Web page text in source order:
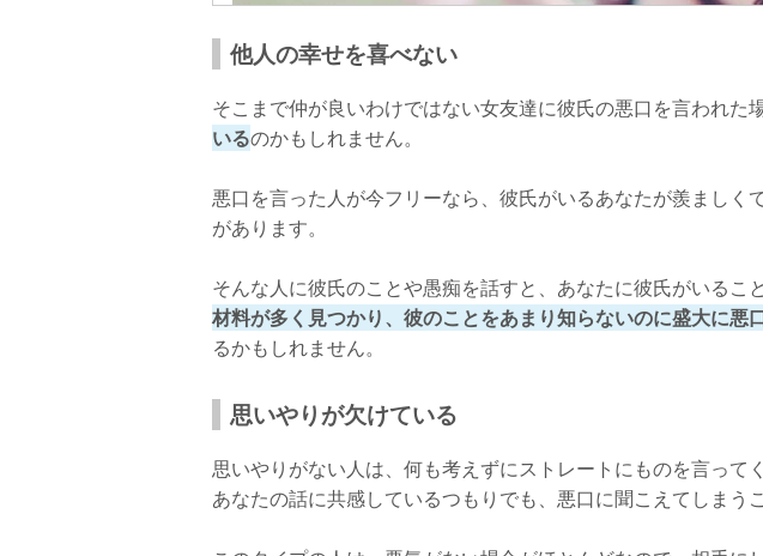
他人の幸せを喜べない
そこまで仲が良いわけではない女友達に彼氏の悪口を言われた場
いるのかもしれません。
悪口を言った人が今フリーなら、彼氏がいるあなたが羨ましく
があります。
そんな人に彼氏のことや愚痴を話すと、あなたに彼氏がいるこ
材料が多く見つかり、彼のことをあまり知らないのに盛大に悪
るかもしれません。
思いやりが欠けている
思いやりがない人は、何も考えずにストレートにものを言って
あなたの話に共感しているつもりでも、悪口に聞こえてしまう